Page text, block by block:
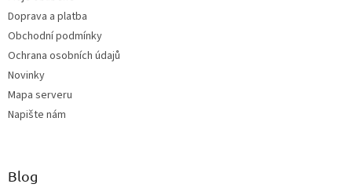
Doprava a platba
Obchodní podmínky
Ochrana osobních údajů
Novinky
Mapa serveru
Napište nám
Blog